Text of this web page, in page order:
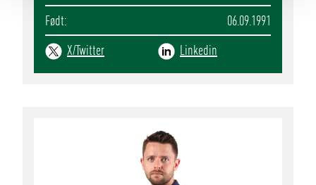
Født
06.09.1991
X/Twitter
Linkedin